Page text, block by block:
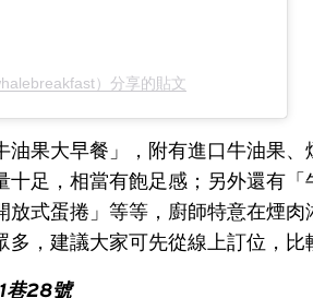
）分享的貼文
果大早餐」，附有進口牛油果、
足，相當有飽足感；另外還有「
式蛋捲」等等，廚師特意在煙肉
，建議大家可先從線上訂位，比
巷28號